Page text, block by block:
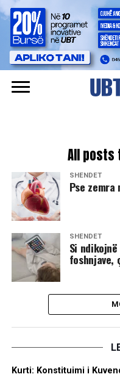
All
SHËNDET
Pse
SHËNDET
Si
foshnjave,
Kurti: Konstituimi i